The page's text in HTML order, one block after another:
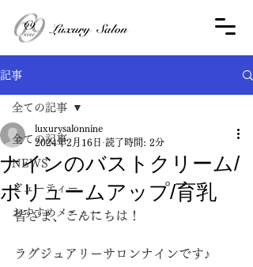
記事
全ての記事
NEWS
ビューティー
おすすめメニュー
全ての記事
ナインのバストクリーム/
ボリュームアップ/育乳
luxurysalonnine
2024年2月16日 読了時間: 2分
皆さま、こんにちは！
ラグジュアリーサロンナインです♪